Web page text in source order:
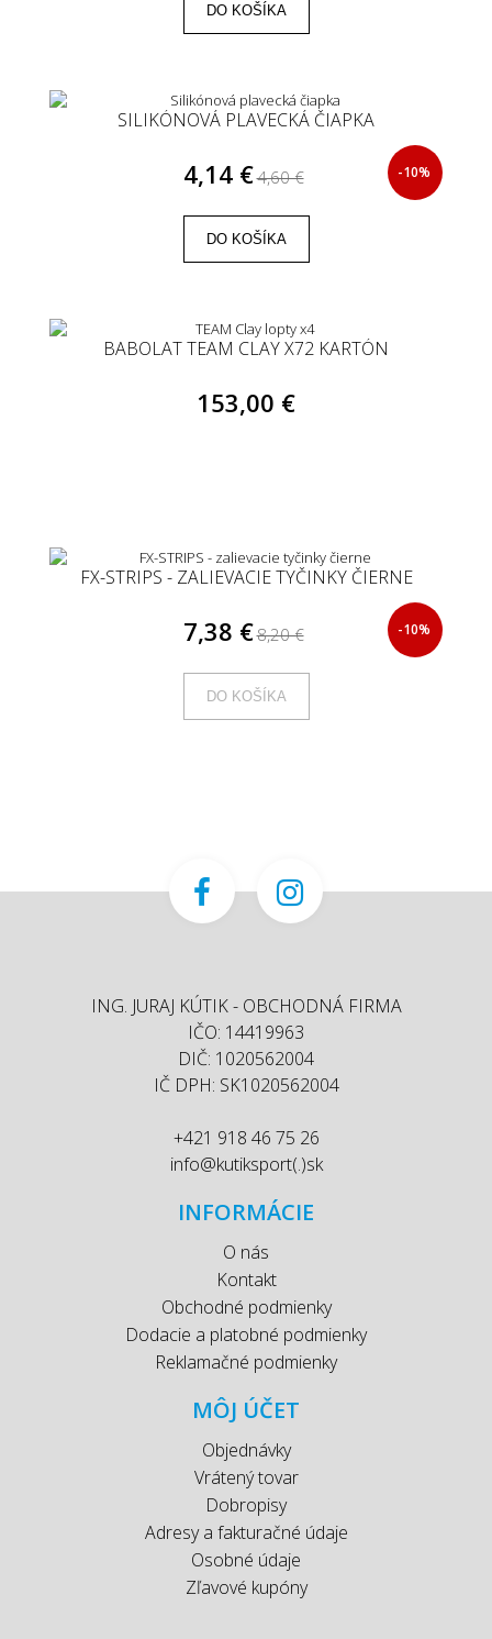
DO KOŠÍKA
SILIKÓNOVÁ PLAVECKÁ ČIAPKA
4,14 €4,60 € -10%
DO KOŠÍKA
BABOLAT TEAM CLAY X72 KARTÓN
153,00 €
FX-STRIPS - ZALIEVACIE TYČINKY ČIERNE
7,38 €8,20 € -10%
DO KOŠÍKA
ING. JURAJ KÚTIK - OBCHODNÁ FIRMA
IČO: 14419963
DIČ: 1020562004
IČ DPH: SK1020562004
+421 918 46 75 26
info@kutiksport(.)sk
INFORMÁCIE
O nás
Kontakt
Obchodné podmienky
Dodacie a platobné podmienky
Reklamačné podmienky
MÔJ ÚČET
Objednávky
Vrátený tovar
Dobropisy
Adresy a fakturačné údaje
Osobné údaje
Zľavové kupóny